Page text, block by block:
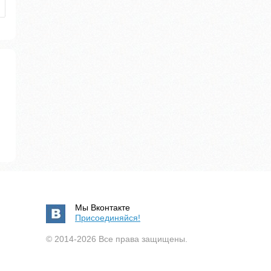
Мы Вконтакте
Присоединяйся!
© 2014-2026 Все права защищены.